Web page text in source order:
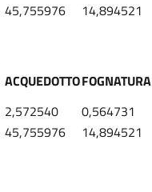
45,755976 14,894521
ACQUEDOTTOFOGNATURA
2,572540 0,564731
45,755976 14,894521